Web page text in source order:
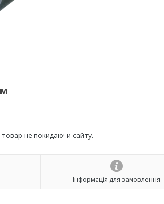
товар не покидаючи сайту.
Інформація для замовлення